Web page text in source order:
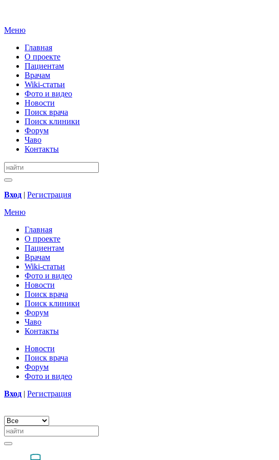
Меню
Главная
О проекте
Пациентам
Врачам
Wiki-статьи
Фото и видео
Новости
Поиск врача
Поиск клиники
Форум
Чаво
Контакты
Вход | Регистрация
Меню
Главная
О проекте
Пациентам
Врачам
Wiki-статьи
Фото и видео
Новости
Поиск врача
Поиск клиники
Форум
Чаво
Контакты
Новости
Поиск врача
Форум
Фото и видео
Вход | Регистрация